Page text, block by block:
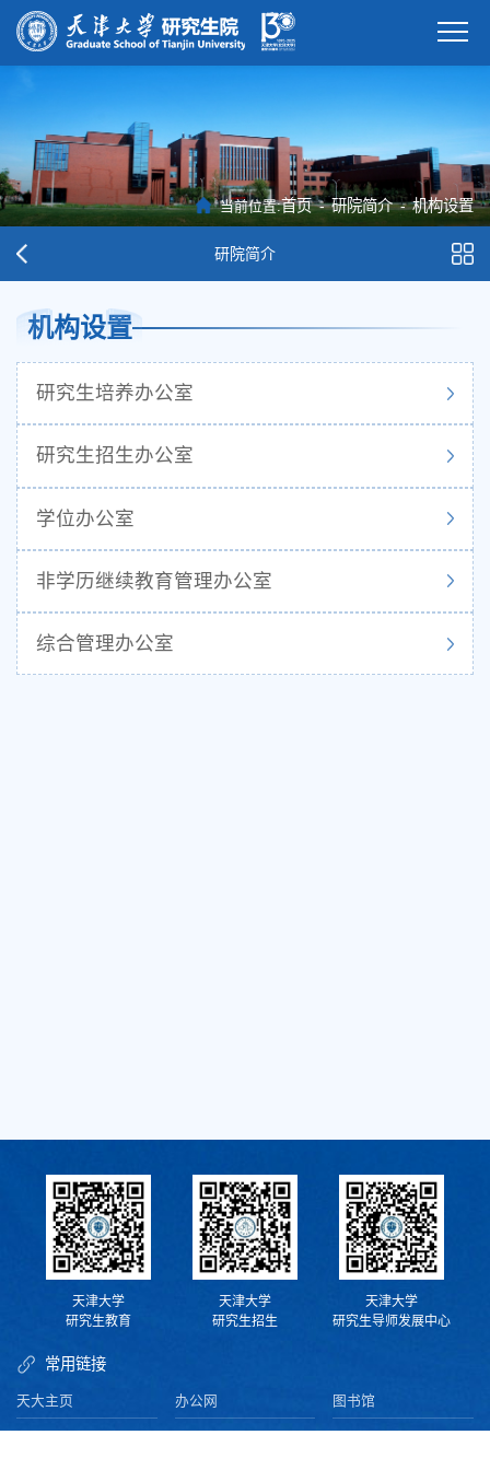
当前位置:首页 - 研院简介 - 机构设置
研院简介
机构设置
研究生培养办公室
研究生招生办公室
学位办公室
非学历继续教育管理办公室
综合管理办公室
天津大学
研究生教育
天津大学
研究生招生
天津大学
研究生导师发展中心
常用链接
天大主页 办公网 图书馆